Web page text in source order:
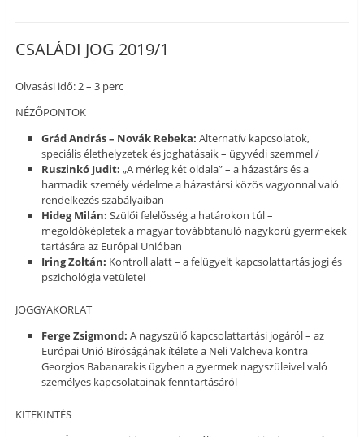
CSALÁDI JOG 2019/1
Olvasási idő: 2 – 3 perc
NÉZŐPONTOK
Grád András – Novák Rebeka: Alternatív kapcsolatok,
speciális élethelyzetek és joghatásaik – ügyvédi szemmel /
Ruszinkó Judit:„A mérleg két oldala” – a házastárs és a
harmadik személy védelme a házastársi közös vagyonnal való
rendelkezés szabályaiban
Hideg Milán:Szülői felelősség a határokon túl –
megoldóképletek a magyar továbbtanuló nagykorú gyermekek
tartására az Európai Unióban
Iring Zoltán: Kontroll alatt – a felügyelt kapcsolattartás jogi és
pszichológia vetületei
JOGGYAKORLAT
Ferge Zsigmond: A nagyszülő kapcsolattartási jogáról – az
Európai Unió Bíróságának ítélete a Neli Valcheva kontra
Georgios Babanarakis ügyben a gyermek nagyszüleivel való
személyes kapcsolatainak fenntartásáról
KITEKINTÉS